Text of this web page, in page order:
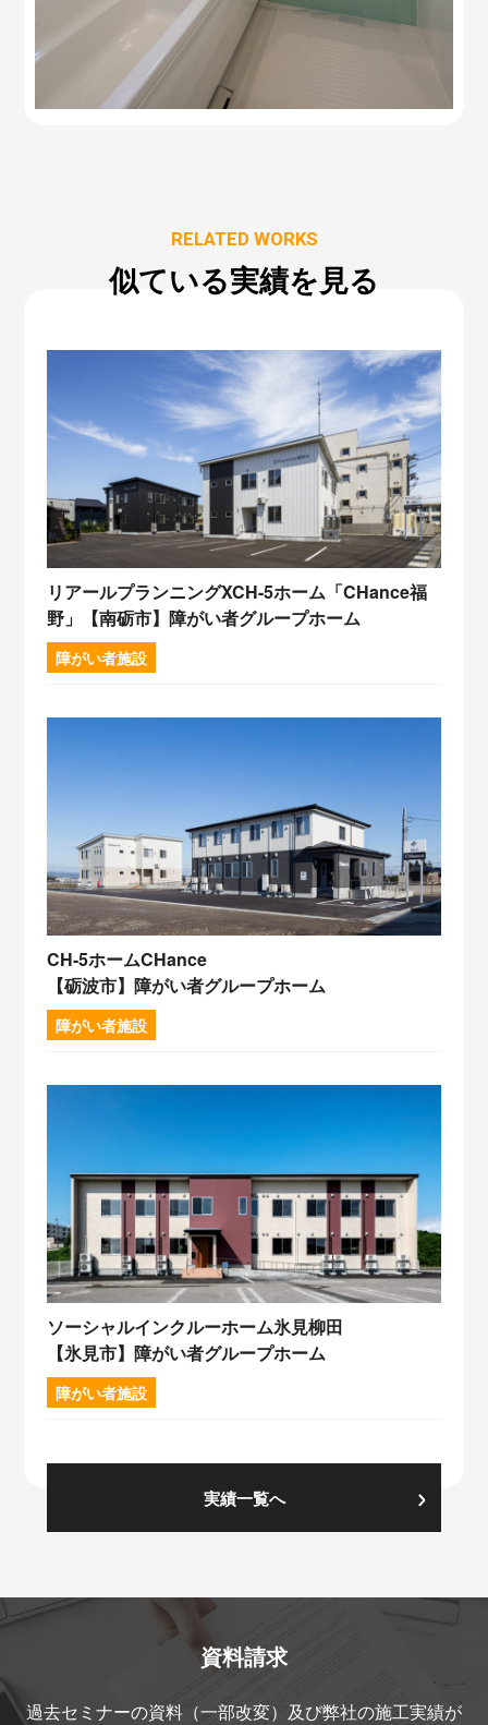
RELATED WORKS
似ている実績を見る
リアールプランニングXCH-5ホーム「CHance福
野」【南砺市】障がい者グループホーム
障がい者施設
CH-5ホームCHance
【砺波市】障がい者グループホーム
障がい者施設
ソーシャルインクルーホーム氷見柳田
【氷見市】障がい者グループホーム
障がい者施設
実績一覧へ
資料請求
過去セミナーの資料（一部改変）及び弊社の施工実績が